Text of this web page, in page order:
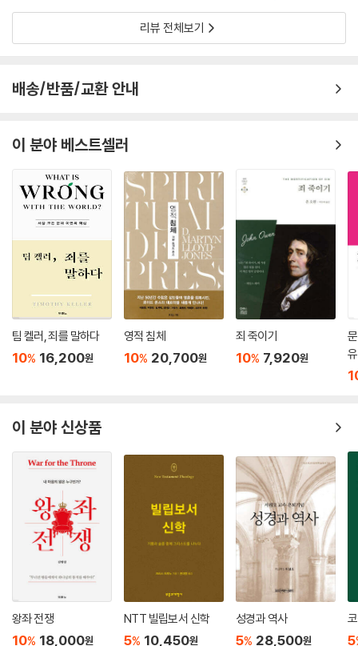
것이다.
예수님은 마귀에 대해 이렇게 말씀하신다.
아비가 되었음이라(요 8:44)
계시록 13장 6절을 보자.
짐승이 입을 벌려 하나님을 향하여 비방하되 그의 이름과 그의 장막 곧 하
늘에 사는 자들을 비방하더라(계 13:6)
그렇다. 우리의 원수 마귀는 세 가지, 즉 하나님, 하나님의 백성들, 하나님
의 처소인 천국에 대해 늘 비방한다. 마귀는 천국에서 강제로 추방된 뒤(사
14:12-15) 하나님께만 원한을 품은 것이 아니다. 우리, 그리고 이제 더 이
상 마귀가 거하지 못하게 된 장소인 천국에 대해서도 원한을 품었다(마귀
는 우리가 자신이 쫓겨난 바로 그 집에서 살 권한을 얻게 된 것을 알고 미칠
지경이 되었을 것이다). 또한 하나님께서는 우리에게 우리의 마음과 생각
을 천국에 고정시키고, 그곳을 바라보며 소망을 품고 살라고 말씀하신다
이다.
바울은 우리에게 마귀의 계책을 조심하고(고후 2:11) 마귀와 맞서 싸우기
위해서 하나님의 전신갑주를 입으라고(엡 6:11) 경고한다. 사탄이 우리를
공격하여 넘어뜨리기 위해서 즐겨 사용하는 전략들 중 하나는, 천국이 별
볼 일 없고 중요하지도 않으며 따분한 곳이라는 잘못된 생각을 심어주는
것이다.
이 사실을 명심하기 바란다! 사탄은 우리가 천국이 지옥보다 좋은 곳이 아
니라는 생각을 가질 때 다른 사람들에게 예수님을 전하고 싶은 마음이 생
기지 않는다는 것을 잘 알고 있다.
(중략)
리뷰 전체보기
배송/반품/교환 안내
이 분야 베스트셀러
팀 켈러, 죄를 말하다
10% 16,200원
영적 침체
10% 20,700원
죄 죽이기
10% 7,920원
이 분야 신상품
왕좌 전쟁
10% 18,000원
NTT 빌립보서 신학
5% 10,450원
성경과 역사
5% 28,500원 5